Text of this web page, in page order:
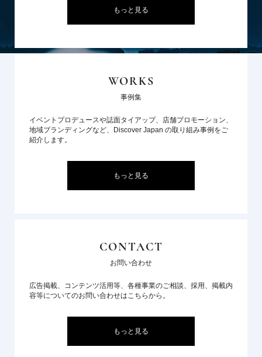
もっと見る
WORKS
事例集
イベントプロデュースや誌面タイアップ、店舗プロモーション、
地域ブランディングなど、Discover Japan の取り組み事例をご
紹介します。
もっと見る
CONTACT
お問い合わせ
広告掲載、コンテンツ活用等、各種事業のご相談、採用、掲載内
容等についてのお問い合わせはこちらから。
もっと見る